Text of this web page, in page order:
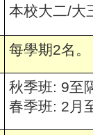
本校大二/大
每學期2名。
秋季班: 9至
春季班: 2月